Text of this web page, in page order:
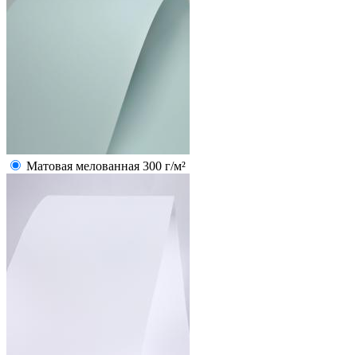
Матовая мелованная 300 г/м²